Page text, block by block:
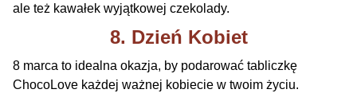
ale też kawałek wyjątkowej czekolady.
8. Dzień Kobiet
8 marca to idealna okazja, by podarować tabliczkę
ChocoLove każdej ważnej kobiecie w twoim życiu.